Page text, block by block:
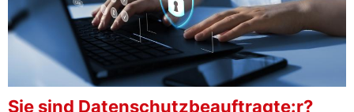
Sie sind Datenschutzbeauftragte:r?